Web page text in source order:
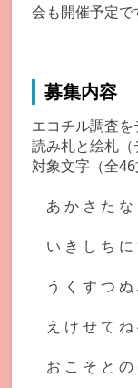
会も開催予定で
募集内容
エコチル調査
読み札と絵札（
対象文字（全46
あ か さ た な
い き し ち
う く す つ ぬ
え け せ て
お こ そ と の